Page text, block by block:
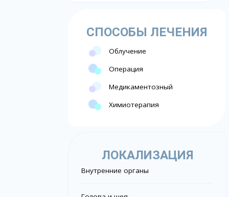
СПОСОБЫ ЛЕЧЕНИЯ
Облучение
Операция
Медикаментозный
Химиотерапия
ЛОКАЛИЗАЦИЯ
Внутренние органы